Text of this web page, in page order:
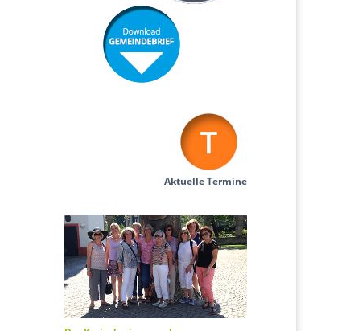
AktuelleTermine